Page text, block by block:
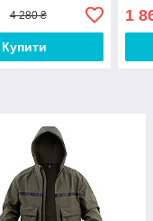
4 280 ₴
Купити
1